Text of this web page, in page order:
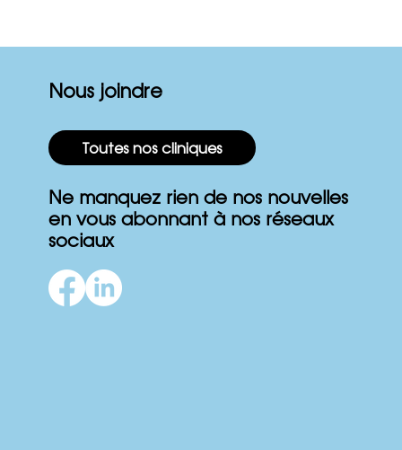
Nous joindre
Toutes nos cliniques
Ne manquez rien de nos nouvelles
en vous abonnant à nos réseaux
sociaux